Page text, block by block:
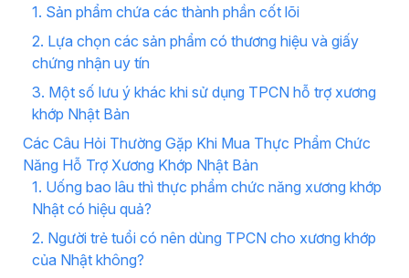
1. Sản phẩm chứa các thành phần cốt lõi
2. Lựa chọn các sản phẩm có thương hiệu và giấy
chứng nhận uy tín
3. Một số lưu ý khác khi sử dụng TPCN hỗ trợ xương
khớp Nhật Bản
Các Câu Hỏi Thường Gặp Khi Mua Thực Phẩm Chức
Năng Hỗ Trợ Xương Khớp Nhật Bản
1. Uống bao lâu thì thực phẩm chức năng xương khớp
Nhật có hiệu quả?
2. Người trẻ tuổi có nên dùng TPCN cho xương khớp
của Nhật không?